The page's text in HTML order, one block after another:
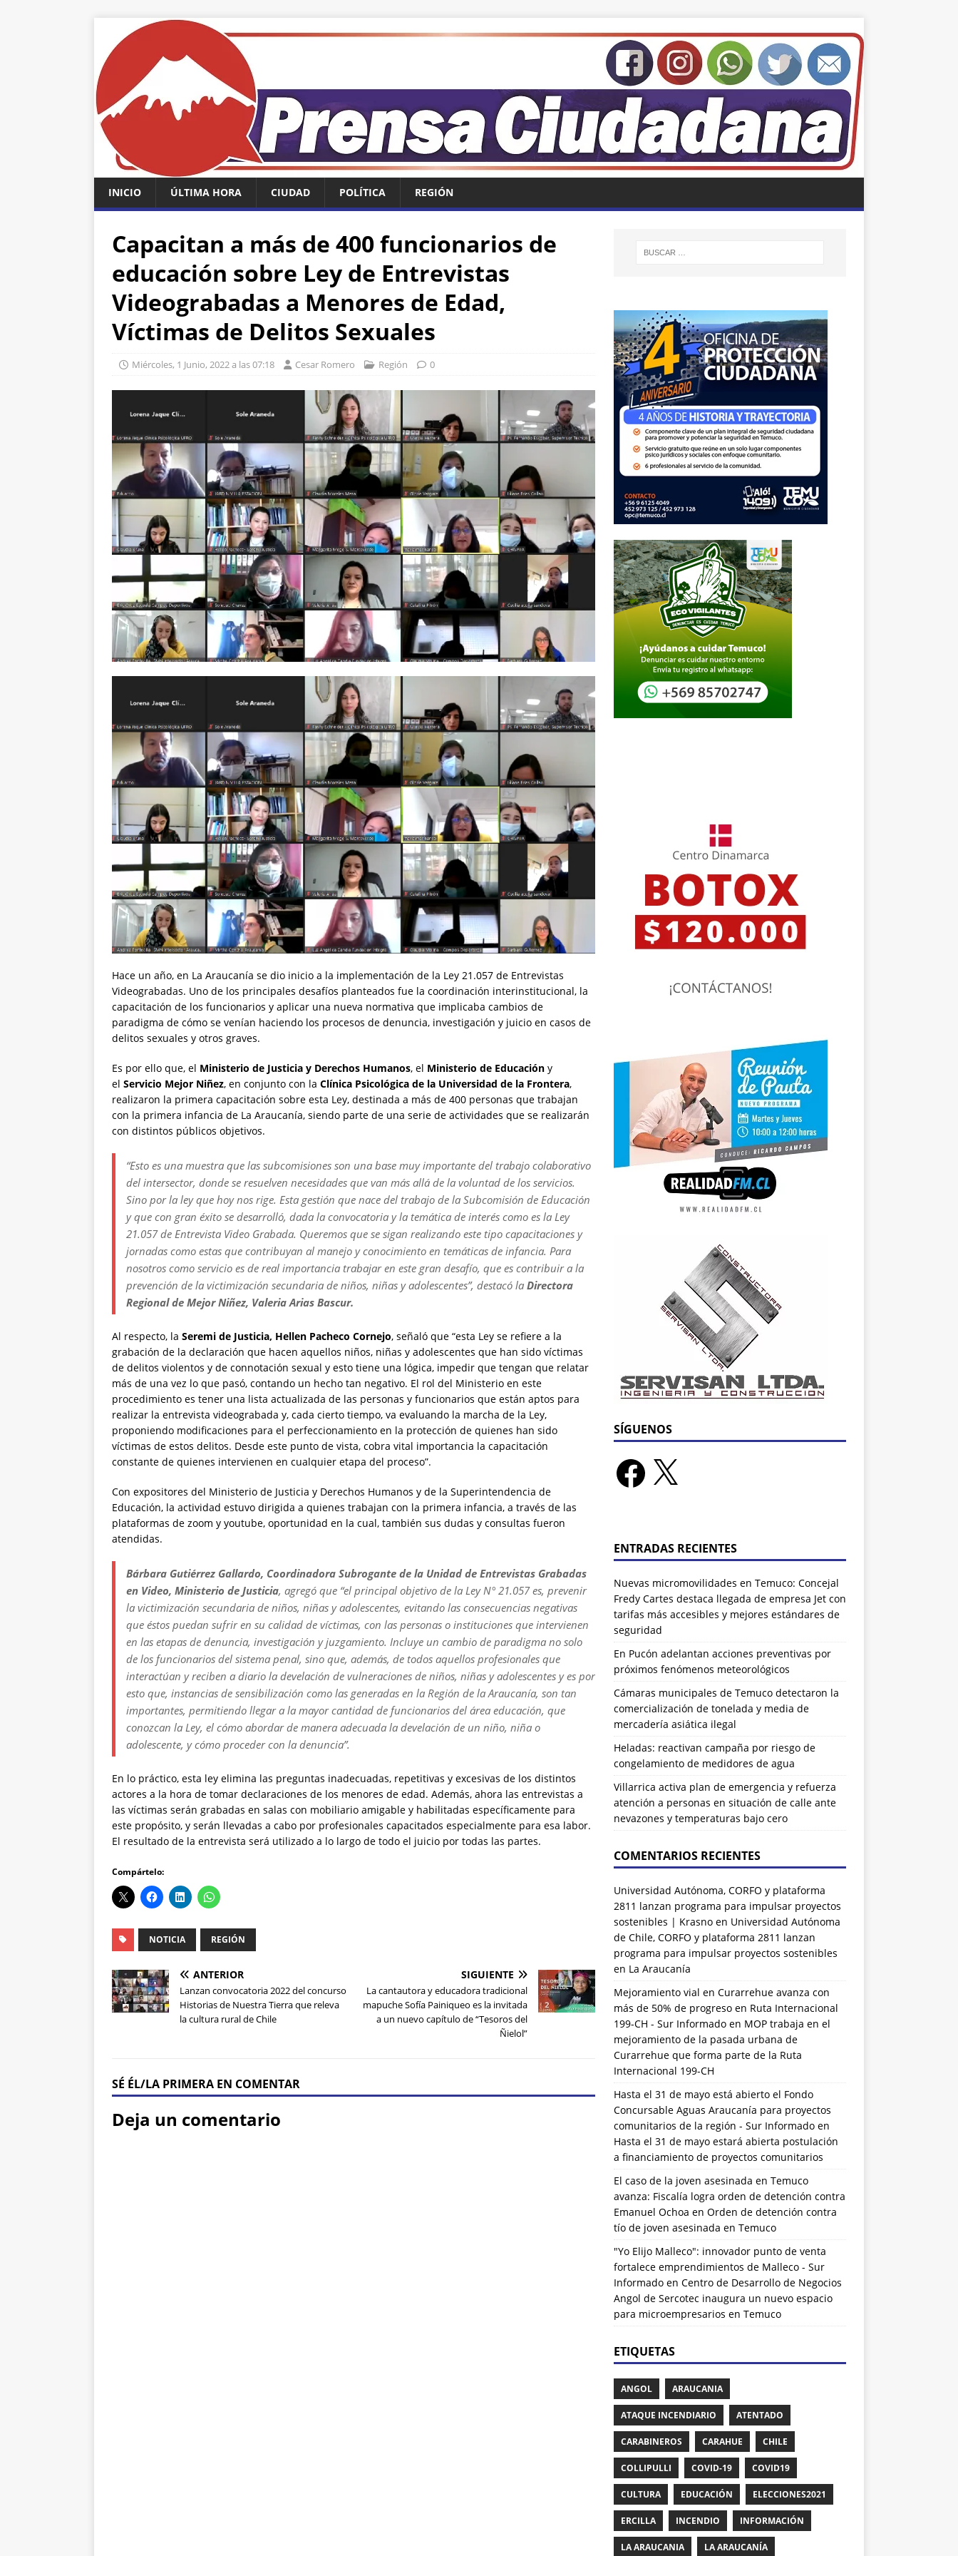
INICIO ÚLTIMA HORA CIUDAD POLÍTICA REGIÓN
Capacitan a más de 400 funcionarios de
educación sobre Ley de Entrevistas
Videograbadas a Menores de Edad,
Víctimas de Delitos Sexuales
Miércoles, 1 Junio, 2022 a las 07:18 Cesar Romero Región 0
Hace un año, en La Araucanía se dio inicio a la implementación de la Ley 21.057 de Entrevistas
Videograbadas. Uno de los principales desafíos planteados fue la coordinación interinstitucional, la
capacitación de los funcionarios y aplicar una nueva normativa que implicaba cambios de
paradigma de cómo se venían haciendo los procesos de denuncia, investigación y juicio en casos de
delitos sexuales y otros graves.
Es por ello que, el Ministerio de Justicia y Derechos Humanos, el Ministerio de Educación y
el Servicio Mejor Niñez, en conjunto con la Clínica Psicológica de la Universidad de la Frontera,
realizaron la primera capacitación sobre esta Ley, destinada a más de 400 personas que trabajan
con la primera infancia de La Araucanía, siendo parte de una serie de actividades que se realizarán
con distintos públicos objetivos.
“Esto es una muestra que las subcomisiones son una base muy importante del trabajo colaborativo
del intersector, donde se resuelven necesidades que van más allá de la voluntad de los servicios.
Sino por la ley que hoy nos rige. Esta gestión que nace del trabajo de la Subcomisión de Educación
y que con gran éxito se desarrolló, dada la convocatoria y la temática de interés como es la Ley
21.057 de Entrevista Video Grabada. Queremos que se sigan realizando este tipo capacitaciones y
jornadas como estas que contribuyan al manejo y conocimiento en temáticas de infancia. Para
nosotros como servicio es de real importancia trabajar en este gran desafío, que es contribuir a la
prevención de la victimización secundaria de niños, niñas y adolescentes”, destacó la Directora
Regional de Mejor Niñez, Valeria Arias Bascur.
Al respecto, la Seremi de Justicia, Hellen Pacheco Cornejo, señaló que “esta Ley se refiere a la
grabación de la declaración que hacen aquellos niños, niñas y adolescentes que han sido víctimas
de delitos violentos y de connotación sexual y esto tiene una lógica, impedir que tengan que relatar
más de una vez lo que pasó, contando un hecho tan negativo. El rol del Ministerio en este
procedimiento es tener una lista actualizada de las personas y funcionarios que están aptos para
realizar la entrevista videograbada y, cada cierto tiempo, va evaluando la marcha de la Ley,
proponiendo modificaciones para el perfeccionamiento en la protección de quienes han sido
víctimas de estos delitos. Desde este punto de vista, cobra vital importancia la capacitación
constante de quienes intervienen en cualquier etapa del proceso”.
Con expositores del Ministerio de Justicia y Derechos Humanos y de la Superintendencia de
Educación, la actividad estuvo dirigida a quienes trabajan con la primera infancia, a través de las
plataformas de zoom y youtube, oportunidad en la cual, también sus dudas y consultas fueron
atendidas.
Bárbara Gutiérrez Gallardo, Coordinadora Subrogante de la Unidad de Entrevistas Grabadas
en Video, Ministerio de Justicia, agregó que “el principal objetivo de la Ley N° 21.057 es, prevenir
la victimización secundaria de niños, niñas y adolescentes, evitando las consecuencias negativas
que éstos puedan sufrir en su calidad de víctimas, con las personas o instituciones que intervienen
en las etapas de denuncia, investigación y juzgamiento. Incluye un cambio de paradigma no solo
de los funcionarios del sistema penal, sino que, además, de todos aquellos profesionales que
interactúan y reciben a diario la develación de vulneraciones de niños, niñas y adolescentes y es por
esto que, instancias de sensibilización como las generadas en la Región de la Araucanía, son tan
importantes, permitiendo llegar a la mayor cantidad de funcionarios del área educación, que
conozcan la Ley, el cómo abordar de manera adecuada la develación de un niño, niña o
adolescente, y cómo proceder con la denuncia”.
En lo práctico, esta ley elimina las preguntas inadecuadas, repetitivas y excesivas de los distintos
actores a la hora de tomar declaraciones de los menores de edad. Además, ahora las entrevistas a
las víctimas serán grabadas en salas con mobiliario amigable y habilitadas específicamente para
este propósito, y serán llevadas a cabo por profesionales capacitados especialmente para esa labor.
El resultado de la entrevista será utilizado a lo largo de todo el juicio por todas las partes.
Compártelo:
NOTICIA REGIÓN
ANTERIOR
Lanzan convocatoria 2022 del concurso
Historias de Nuestra Tierra que releva
la cultura rural de Chile
SIGUIENTE
La cantautora y educadora tradicional
mapuche Sofía Painiqueo es la invitada
a un nuevo capítulo de “Tesoros del
Ñielol”
SÉ ÉL/LA PRIMERA EN COMENTAR
Deja un comentario
SÍGUENOS
ENTRADAS RECIENTES
Nuevas micromovilidades en Temuco: Concejal
Fredy Cartes destaca llegada de empresa Jet con
tarifas más accesibles y mejores estándares de
seguridad
En Pucón adelantan acciones preventivas por
próximos fenómenos meteorológicos
Cámaras municipales de Temuco detectaron la
comercialización de tonelada y media de
mercadería asiática ilegal
Heladas: reactivan campaña por riesgo de
congelamiento de medidores de agua
Villarrica activa plan de emergencia y refuerza
atención a personas en situación de calle ante
nevazones y temperaturas bajo cero
COMENTARIOS RECIENTES
Universidad Autónoma, CORFO y plataforma
2811 lanzan programa para impulsar proyectos
sostenibles | Krasnoen Universidad Autónoma
de Chile, CORFO y plataforma 2811 lanzan
programa para impulsar proyectos sostenibles
en La Araucanía
Mejoramiento vial en Curarrehue avanza con
más de 50% de progreso en Ruta Internacional
199-CH - Sur Informadoen MOP trabaja en el
mejoramiento de la pasada urbana de
Curarrehue que forma parte de la Ruta
Internacional 199-CH
Hasta el 31 de mayo está abierto el Fondo
Concursable Aguas Araucanía para proyectos
comunitarios de la región - Sur Informadoen
Hasta el 31 de mayo estará abierta postulación
a financiamiento de proyectos comunitarios
El caso de la joven asesinada en Temuco
avanza: Fiscalía logra orden de detención contra
Emanuel Ochoa en Orden de detención contra
tío de joven asesinada en Temuco
"Yo Elijo Malleco": innovador punto de venta
fortalece emprendimientos de Malleco - Sur
Informadoen Centro de Desarrollo de Negocios
Angol de Sercotec inaugura un nuevo espacio
para microempresarios en Temuco
ETIQUETAS
ANGOL ARAUCANIA
ATAQUE INCENDIARIO ATENTADO
CARABINEROS CARAHUE CHILE
COLLIPULLI COVID-19 COVID19
CULTURA EDUCACIÓN ELECCIONES2021
ERCILLA INCENDIO INFORMACIÓN
LA ARAUCANIA LA ARAUCANÍA